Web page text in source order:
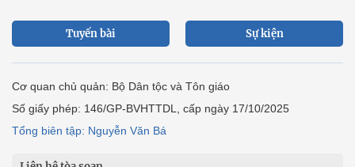
Tuyến bài Sự kiện
Cơ quan chủ quản: Bộ Dân tộc và Tôn giáo
Số giấy phép: 146/GP-BVHTTDL, cấp ngày 17/10/2025
Tổng biên tập: Nguyễn Văn Bá